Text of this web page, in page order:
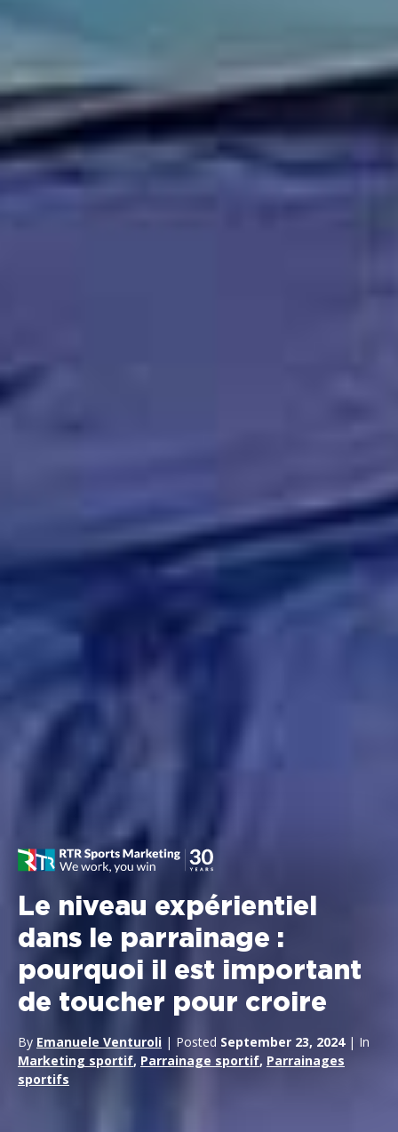
Le niveau expérientiel
dans le parrainage :
pourquoi il est important
de toucher pour croire
By Emanuele Venturoli | Posted September 23, 2024| In
Marketing sportif, Parrainage sportif, Parrainages
sportifs